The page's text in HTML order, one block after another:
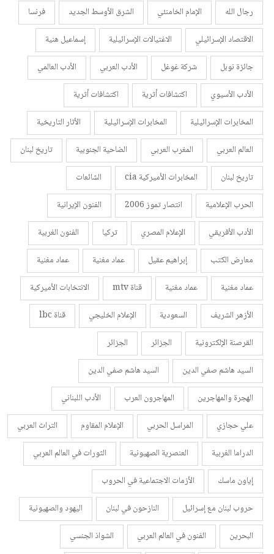
رجال الله
الإمام الخامنئي الشرق الأوسط الجديد
فرنسا
الاقتصاد الإسرائيلي
الاغتيالات الإسرائيلية
إسماعيل هنية
جائزة نوبل
شركة غوغل الأدب العربي
الأدب العالمي
الأدب الأسيوي
اكتشافات أثرية
اكتشافات أثرية
المخابرات الإسرائيلية
المخابرات الإسرائيلية
الأثار التاريخية
العالم العربي
المغرب العربي الضاحية الجنوبية
تاريخ لبنان
تاريخ لبنان
المخابرات الأميركية cia
الشائعات
الحرب الإعلامية
انتصار تموز 2006
الفنون الإيرانية
الأدب الأفريقي
الإعلام المصري تركيا
الفنون الغربية
معارض الكتب
إبراهيم عقيل عماد مغنية
عماد مغنية
عماد مغنية
عماد مغنية قناة mtv
الانتخابات الأميركية
الأزهر الشريف
السعودية الإعلام الخليجي
قناة lbc
القرصنة الإلكترونية
الجزائر
الجزائر
السيد هاشم صفي الدين
السيد هاشم صفي الدين
الهجرة والمهاجرين
المهاجرون العرب
الأدب اللبناني
علي حجازي
المراسل الحربي الإعلام المقاوم
التراث العربي
الدراما الغربية
العنصرية الصهيونية
الثورات في العالم العربي
إياون ماسك
الأزمات الاجتماعية في الحروب
حروب لبنان مع إسرائيل
النازحون في لبنان
اليهود والصهيونية
البحرين
الفنون في العالم العربي الشواذ الجنسي